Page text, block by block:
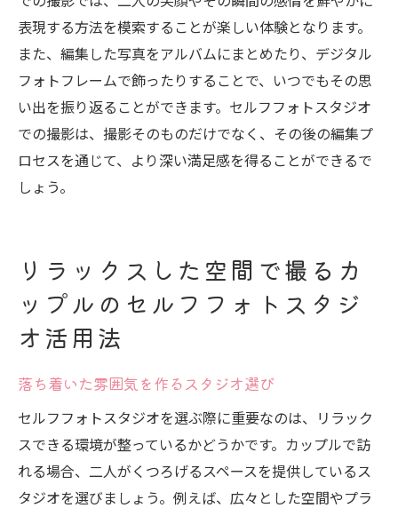
表現する方法を模索することが楽しい体験となります。
また、編集した写真をアルバムにまとめたり、デジタル
フォトフレームで飾ったりすることで、いつでもその思
い出を振り返ることができます。セルフフォトスタジオ
での撮影は、撮影そのものだけでなく、その後の編集プ
ロセスを通じて、より深い満足感を得ることができるで
しょう。
リラックスした空間で撮るカ
ップルのセルフフォトスタジ
オ活用法
落ち着いた雰囲気を作るスタジオ選び
セルフフォトスタジオを選ぶ際に重要なのは、リラック
スできる環境が整っているかどうかです。カップルで訪
れる場合、二人がくつろげるスペースを提供しているス
タジオを選びましょう。例えば、広々とした空間やプラ